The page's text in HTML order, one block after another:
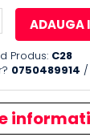
ADAUGA
Produs: C28
0750489914 /